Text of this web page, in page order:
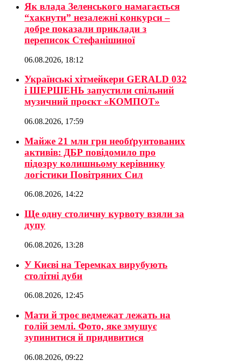
Як влада Зеленського намагається
“хакнути” незалежні конкурси –
добре показали приклади з
переписок Стефанішиної
06.08.2026, 18:12
Українські хітмейкери GERALD 032
і ШЕРШЕНЬ запустили спільний
музичний проєкт «КОМПОТ»
06.08.2026, 17:59
Майже 21 млн грн необґрунтованих
активів: ДБР повідомило про
підозру колишньому керівнику
логістики Повітряних Сил
06.08.2026, 14:22
Ще одну столичну курвоту взяли за
дупу
06.08.2026, 13:28
У Києві на Теремках вирубують
столітні дуби
06.08.2026, 12:45
Мати й троє ведмежат лежать на
голій землі. Фото, яке змушує
зупинитися й придивитися
06.08.2026, 09:22